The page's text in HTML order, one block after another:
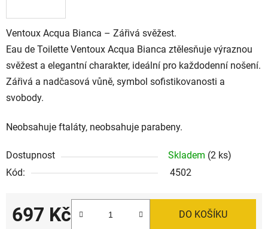
Ventoux Acqua Bianca – Zářivá svěžest.
Eau de Toilette Ventoux Acqua Bianca ztělesňuje výraznou
svěžest a elegantní charakter, ideální pro každodenní nošení.
Zářivá a nadčasová vůně, symbol sofistikovanosti a
svobody.
Neobsahuje ftaláty, neobsahuje parabeny.
Dostupnost Skladem (2 ks)
Kód:
4502
697 Kč DO KOŠÍKU